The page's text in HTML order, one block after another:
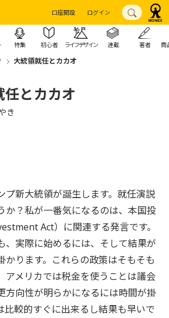
口座開設 ログイン
特集 初心者 ライフデザイン 連載 著者 商
大統領就任とカカオ
任とカカオ
き
プ新大統領が誕生します。就任演説
か？私が一番気になるのは、本国投
Act）に関連する発言です。
、実際に始めるには、そして結果が
かります。これらの政策はそもそも
アメリカでは税金を使うことは議会
方向性が明らかになるには時間が掛
比較的すぐに出来るし結果も早いで